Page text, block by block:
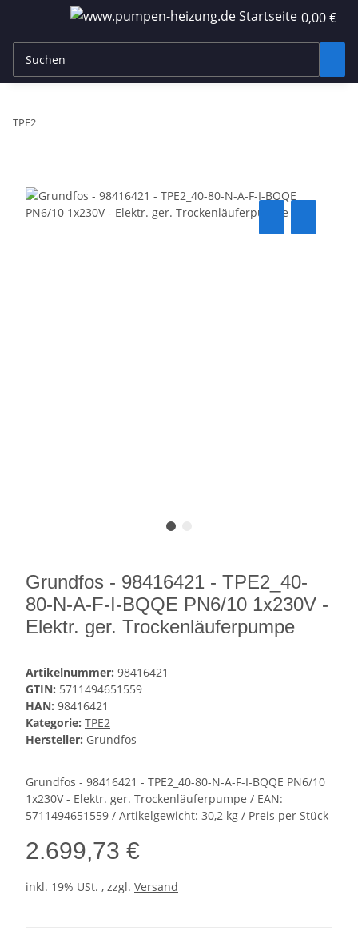
0,00 €
TPE2
Grundfos - 98416421 - TPE2_40-
80-N-A-F-I-BQQE PN6/10 1x230V -
Elektr. ger. Trockenläuferpumpe
Artikelnummer: 98416421
GTIN: 5711494651559
HAN: 98416421
Kategorie: TPE2
Hersteller: Grundfos
Grundfos - 98416421 - TPE2_40-80-N-A-F-I-BQQE PN6/10
1x230V - Elektr. ger. Trockenläuferpumpe / EAN:
5711494651559 / Artikelgewicht: 30,2 kg / Preis per Stück
2.699,73 €
inkl. 19% USt. , zzgl. Versand